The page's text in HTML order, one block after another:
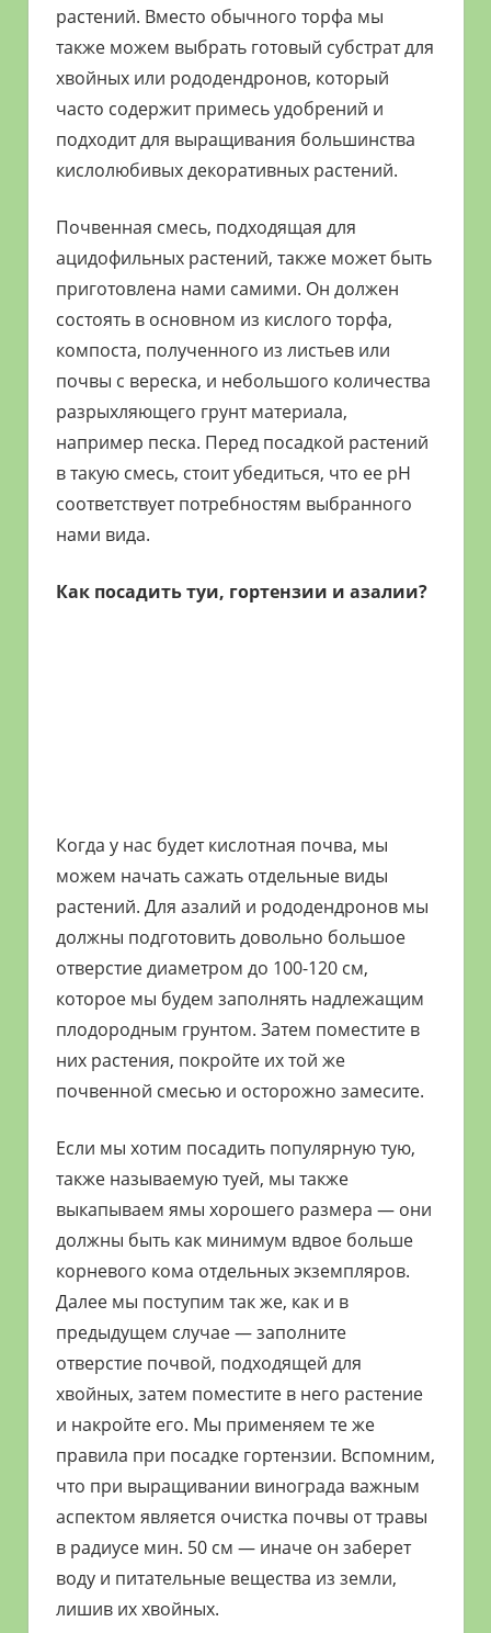
растений. Вместо обычного торфа мы
также можем выбрать готовый субстрат для
хвойных или рододендронов, который
часто содержит примесь удобрений и
подходит для выращивания большинства
кислолюбивых декоративных растений.
Почвенная смесь, подходящая для
ацидофильных растений, также может быть
приготовлена нами самими. Он должен
состоять в основном из кислого торфа,
компоста, полученного из листьев или
почвы с вереска, и небольшого количества
разрыхляющего грунт материала,
например песка. Перед посадкой растений
в такую смесь, стоит убедиться, что ее pH
соответствует потребностям выбранного
нами вида.
Как посадить туи, гортензии и азалии?
Когда у нас будет кислотная почва, мы
можем начать сажать отдельные виды
растений. Для азалий и рододендронов мы
должны подготовить довольно большое
отверстие диаметром до 100-120 см,
которое мы будем заполнять надлежащим
плодородным грунтом. Затем поместите в
них растения, покройте их той же
почвенной смесью и осторожно замесите.
Если мы хотим посадить популярную тую,
также называемую туей, мы также
выкапываем ямы хорошего размера — они
должны быть как минимум вдвое больше
корневого кома отдельных экземпляров.
Далее мы поступим так же, как и в
предыдущем случае — заполните
отверстие почвой, подходящей для
хвойных, затем поместите в него растение
и накройте его. Мы применяем те же
правила при посадке гортензии. Вспомним,
что при выращивании винограда важным
аспектом является очистка почвы от травы
в радиусе мин. 50 см — иначе он заберет
воду и питательные вещества из земли,
лишив их хвойных.